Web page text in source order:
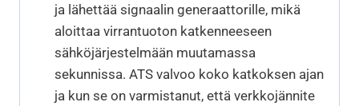
ja lähettää signaalin generaattorille, mikä
aloittaa virrantuoton katkenneeseen
sähköjärjestelmään muutamassa
sekunnissa. ATS valvoo koko katkoksen ajan
ja kun se on varmistanut, että verkkojännite